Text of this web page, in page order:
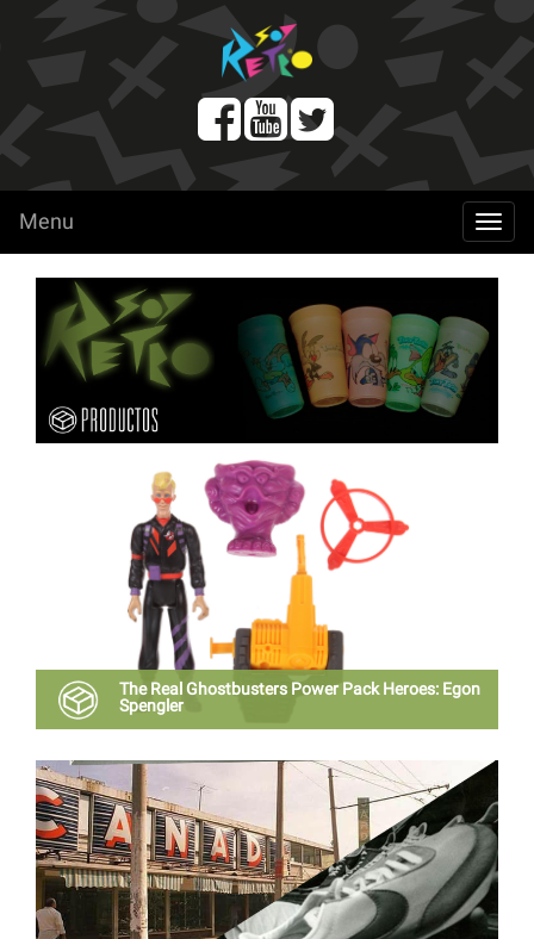
menu
Menu
The Real Ghostbusters Power Pack Heroes: Egon
Spengler
Spengler Figura de accion $ 500